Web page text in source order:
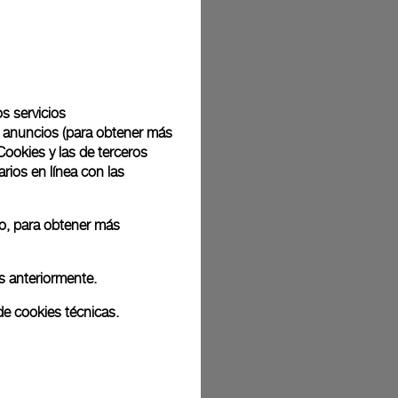
un mensaje de regalo personalizado.
reales.
servicios
(para obtener más
y las de terceros
en línea con las
para obtener más
anteriormente.
cookies técnicas.